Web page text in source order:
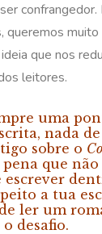
queremos
que nos
leitores.
uma
nada de
sobre o
que
escrever
a tua
ler um
desafio.